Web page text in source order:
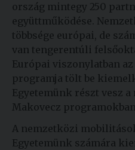
ország mintegy 250
együttműködése.
többsége európai, de
van tengerentúli
Európai viszonylatban
programja tölt be
Egyetemünk részt vesz a
Makovecz programokban
A nemzetközi
Egyetemünk számára